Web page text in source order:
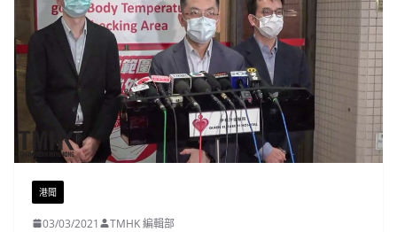
港聞
03/03/2021 TMHK 編輯部